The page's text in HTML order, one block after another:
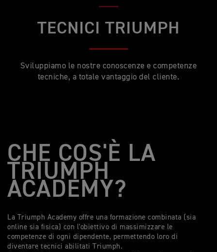
TECNICI TRIUMPH
Sviluppiamo le nostre conoscenze e competenze
tecniche, a totale vantaggio del cliente.
CHE COS'È LA
TRIUMPH
ACADEMY?
La Triumph Academy offre una formazione combinata (sia
online sia fisica) con l'obiettivo di massimizzare le
competenze di ogni dipendente, permettendo loro di
diventare tecnici abilitati Triumph.